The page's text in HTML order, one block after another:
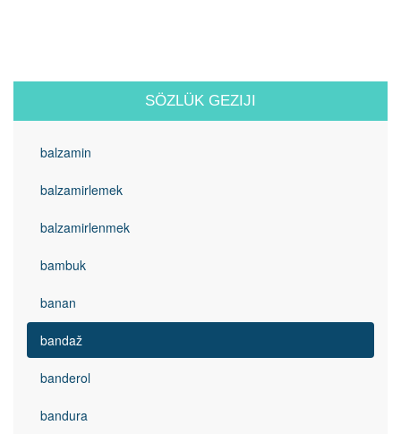
SÖZLÜK GEZIJI
balzamin
balzamirlemek
balzamirlenmek
bambuk
banan
bandaž
banderol
bandura